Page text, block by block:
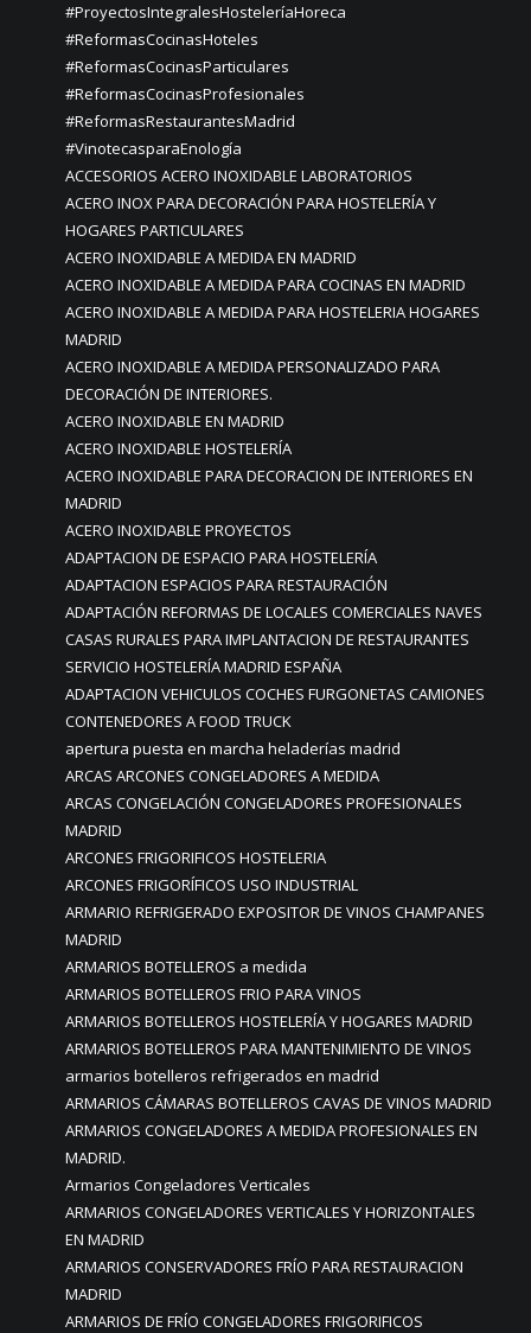
#ProyectosIntegralesHosteleríaHoreca
#ReformasCocinasHoteles
#ReformasCocinasParticulares
#ReformasCocinasProfesionales
#ReformasRestaurantesMadrid
#VinotecasparaEnología
ACCESORIOS ACERO INOXIDABLE LABORATORIOS
ACERO INOX PARA DECORACIÓN PARA HOSTELERÍA Y
HOGARES PARTICULARES
ACERO INOXIDABLE A MEDIDA EN MADRID
ACERO INOXIDABLE A MEDIDA PARA COCINAS EN MADRID
ACERO INOXIDABLE A MEDIDA PARA HOSTELERIA HOGARES
MADRID
ACERO INOXIDABLE A MEDIDA PERSONALIZADO PARA
DECORACIÓN DE INTERIORES.
ACERO INOXIDABLE EN MADRID
ACERO INOXIDABLE HOSTELERÍA
ACERO INOXIDABLE PARA DECORACION DE INTERIORES EN
MADRID
ACERO INOXIDABLE PROYECTOS
ADAPTACION DE ESPACIO PARA HOSTELERÍA
ADAPTACION ESPACIOS PARA RESTAURACIÓN
ADAPTACIÓN REFORMAS DE LOCALES COMERCIALES NAVES
CASAS RURALES PARA IMPLANTACION DE RESTAURANTES
SERVICIO HOSTELERÍA MADRID ESPAÑA
ADAPTACION VEHICULOS COCHES FURGONETAS CAMIONES
CONTENEDORES A FOOD TRUCK
apertura puesta en marcha heladerías madrid
ARCAS ARCONES CONGELADORES A MEDIDA
ARCAS CONGELACIÓN CONGELADORES PROFESIONALES
MADRID
ARCONES FRIGORIFICOS HOSTELERIA
ARCONES FRIGORÍFICOS USO INDUSTRIAL
ARMARIO REFRIGERADO EXPOSITOR DE VINOS CHAMPANES
MADRID
ARMARIOS BOTELLEROS a medida
ARMARIOS BOTELLEROS FRIO PARA VINOS
ARMARIOS BOTELLEROS HOSTELERÍA Y HOGARES MADRID
ARMARIOS BOTELLEROS PARA MANTENIMIENTO DE VINOS
armarios botelleros refrigerados en madrid
ARMARIOS CÁMARAS BOTELLEROS CAVAS DE VINOS MADRID
ARMARIOS CONGELADORES A MEDIDA PROFESIONALES EN
MADRID.
Armarios Congeladores Verticales
ARMARIOS CONGELADORES VERTICALES Y HORIZONTALES
EN MADRID
ARMARIOS CONSERVADORES FRÍO PARA RESTAURACION
MADRID
ARMARIOS DE FRÍO CONGELADORES FRIGORIFICOS